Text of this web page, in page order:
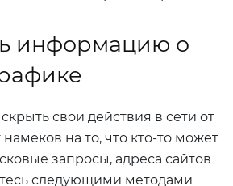
информацию о
свои действия в сети от
на то, что кто-то может
запросы, адреса сайтов
следующими методами